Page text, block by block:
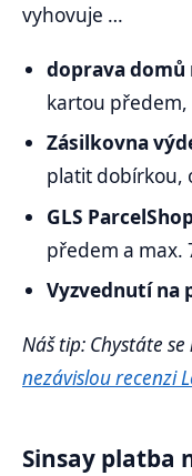
vyhovuje …
doprava domů
kartou předem,
Zásilkovna
platit dobírkou,
GLS
předem a max.
Vyzvednutí na
Náš tip: Chystáte
nezávislou recenzi
Sinsay platba